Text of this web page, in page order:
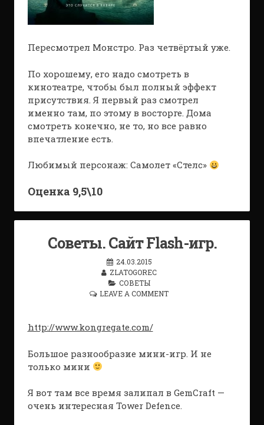
Пересмотрел Монстро. Раз четвёртый уже.
По хорошему, его надо смотреть в
кинотеатре, чтобы был полный эффект
присутствия. Я первый раз смотрел
именно там, по этому в восторге. Дома
смотреть конечно, не то, но все равно
впечатление есть.
Любимый персонаж: Самолет «Стелс»
Оценка 9,5\10
Советы. Сайт Flash-игр.
24.03.2015
ZLATOGOREC
СОВЕТЫ
LEAVE A COMMENT
http://www.kongregate.com/
Большое разнообразие мини-игр. И не
только мини
Я вот там все время залипал в GemCraft —
очень интересная Tower Defence.